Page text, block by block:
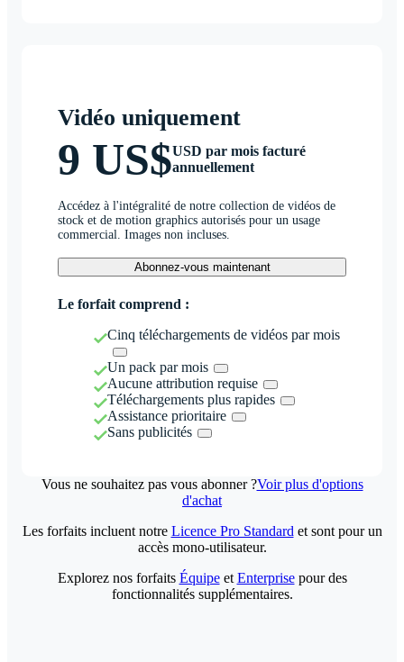
Vidéo uniquement
9 US$USD par mois facturé
annuellement
Accédez à l'intégralité de notre collection de vidéos de
stock et de motion graphics autorisés pour un usage
commercial. Images non incluses.
Abonnez-vous maintenant
Le forfait comprend :
Cinq téléchargements de vidéos par mois
Un pack par mois
Aucune attribution requise
Téléchargements plus rapides
Assistance prioritaire
Sans publicités
Vous ne souhaitez pas vous abonner ?Voir plus d'options
d'achat
Les forfaits incluent notre Licence Pro Standard et sont pour un
accès mono-utilisateur.
Explorez nos forfaits Équipeet Enterprisepour des
fonctionnalités supplémentaires.